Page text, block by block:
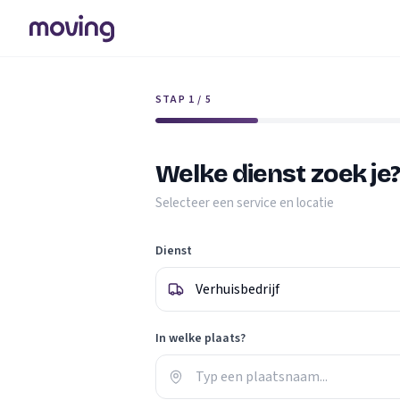
STAP 1 / 5
Welke dienst zoek je?
Selecteer een service en locatie
Dienst
In welke plaats?